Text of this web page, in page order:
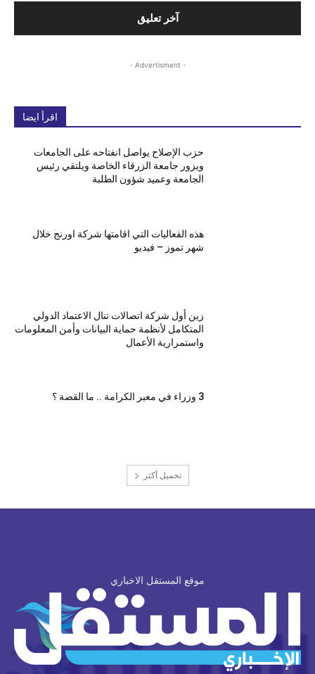
- Advertisment -
اقرأ ايضا
حزب الإصلاح يواصل انفتاحه على الجامعات
ويزور جامعة الزرقاء الخاصة ويلتقي رئيس
الجامعة وعميد شؤون الطلبة
هذه الفعاليات التي اقامتها شركة اورنج خلال
شهر تموز – فيديو
زين أول شركة اتصالات تنال الاعتماد الدولي
المتكامل لأنظمة حماية البيانات وأمن المعلومات
واستمرارية الأعمال
3 وزراء في معبر الكرامة .. ما القصة ؟
تحميل أكثر
موقع المستقل الاخباري